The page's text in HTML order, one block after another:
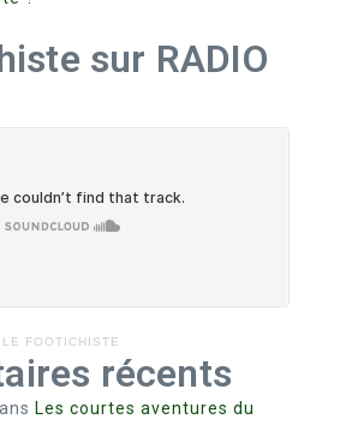
sur RADIO
FOOTICHISTE
récents
Les courtes aventures du